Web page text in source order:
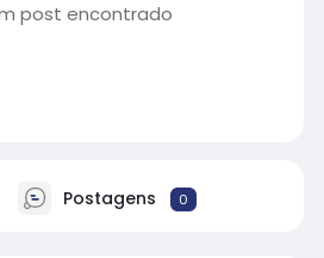
post encontrado
Postagens 0